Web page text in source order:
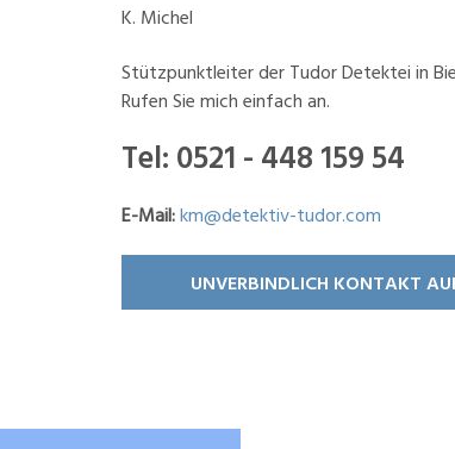
K. Michel
Stützpunktleiter der Tudor Detektei in
Rufen Sie mich einfach an.
Tel: 0521 - 448 159 54
E-Mail:km@detektiv-tudor.com
UNVERBINDLICH KONTAKT